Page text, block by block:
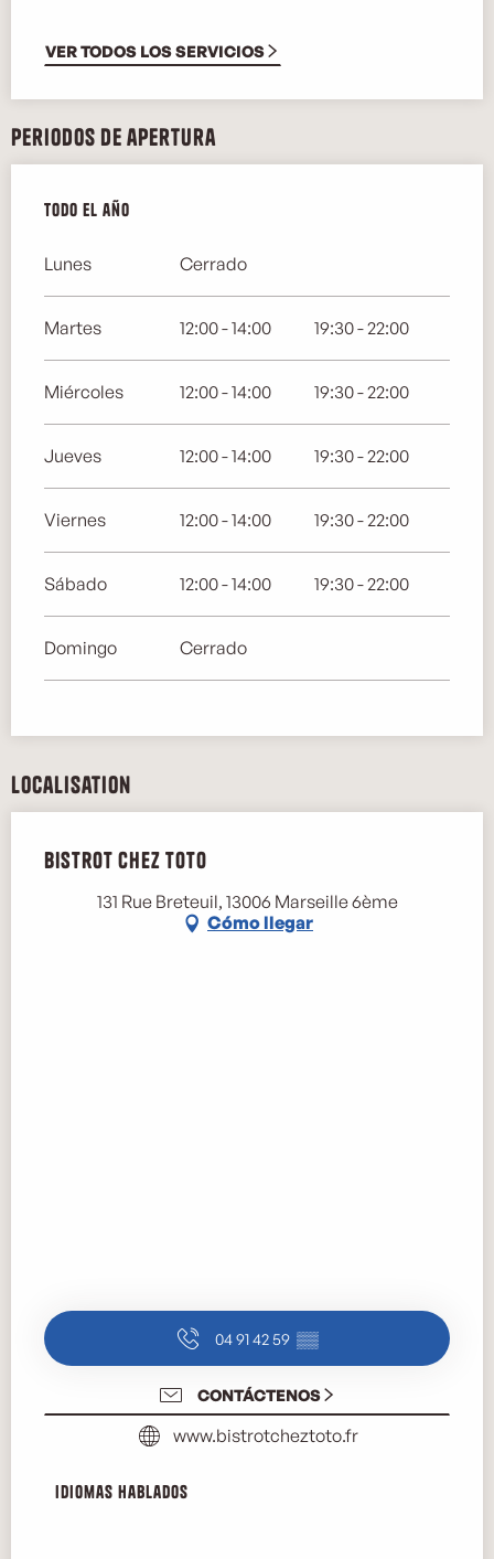
VER TODOS LOS SERVICIOS
Periodos de apertura
Todo el año
Todo el año
Lunes Cerrado
Martes 12:00 - 14:00 19:30 - 22:00
Miércoles 12:00 - 14:00 19:30 - 22:00
Jueves 12:00 - 14:00 19:30 - 22:00
Viernes 12:00 - 14:00 19:30 - 22:00
Sábado 12:00 - 14:00 19:30 - 22:00
Domingo Cerrado
Localisation
Bistrot chez Toto
131 Rue Breteuil, 13006 Marseille 6ème
Cómo llegar
04 91 42 59 ▒▒
CONTÁCTENOS
www.bistrotcheztoto.fr
Idiomas hablados
Idiomas hablados